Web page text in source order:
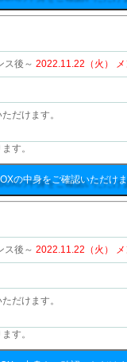
ス後～ 2022.11.22（火）
だけます。
す。
の中身をご確認いただけ
ス後～ 2022.11.22（火）
だけます。
す。